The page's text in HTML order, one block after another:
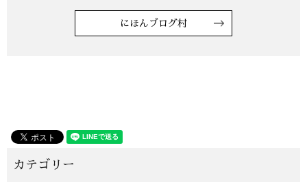
にほんブログ村